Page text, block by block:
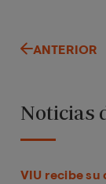
ANTERIOR
Noticias
VIU recibe su